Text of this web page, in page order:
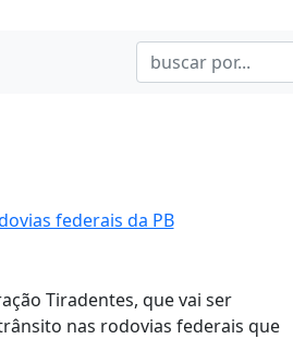
federais da PB
Tiradentes, que vai ser
nas rodovias federais que